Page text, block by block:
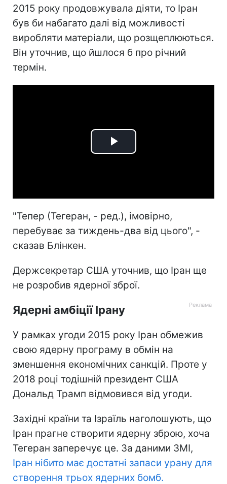
2015 року продовжувала діяти, то Іран
був би набагато далі від можливості
виробляти матеріали, що розщеплюються.
Він уточнив, що йшлося б про річний
термін.
Play
"Тепер (Тегеран, - ред.), імовірно,
перебуває за тиждень-два від цього", -
сказав Блінкен.
Держсекретар США уточнив, що Іран ще
не розробив ядерної зброї.
Ядерні амбіції Ірану
У рамках угоди 2015 року Іран обмежив
свою ядерну програму в обмін на
зменшення економічних санкцій. Проте у
2018 році тодішній президент США
Дональд Трамп відмовився від угоди.
Західні країни та Ізраїль наголошують, що
Іран прагне створити ядерну зброю, хоча
Тегеран заперечує це. За даними ЗМІ,
Іран нібито має достатні запаси урану для
створення трьох ядерних бомб.